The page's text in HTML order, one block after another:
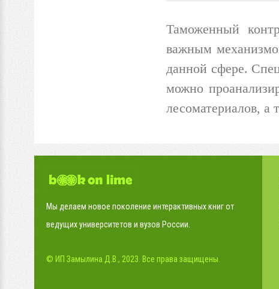
Таможенный
важным
данной сфере.
можно
лесоматериалов,
Мы делаем новое поколение интерактивных книг от
ведущих университетов и вузов России.
© ИП Замылина Д.В., 2023. Все права защищены.